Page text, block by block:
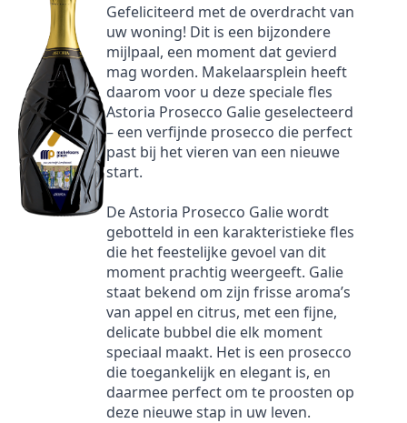
Gefeliciteerd met de overdracht van
uw woning! Dit is een bijzondere
mijlpaal, een moment dat gevierd
mag worden. Makelaarsplein heeft
daarom voor u deze speciale fles
Astoria Prosecco Galie geselecteerd
– een verfijnde prosecco die perfect
past bij het vieren van een nieuwe
start.
De Astoria Prosecco Galie wordt
gebotteld in een karakteristieke fles
die het feestelijke gevoel van dit
moment prachtig weergeeft. Galie
staat bekend om zijn frisse aroma’s
van appel en citrus, met een fijne,
delicate bubbel die elk moment
speciaal maakt. Het is een prosecco
die toegankelijk en elegant is, en
daarmee perfect om te proosten op
deze nieuwe stap in uw leven.